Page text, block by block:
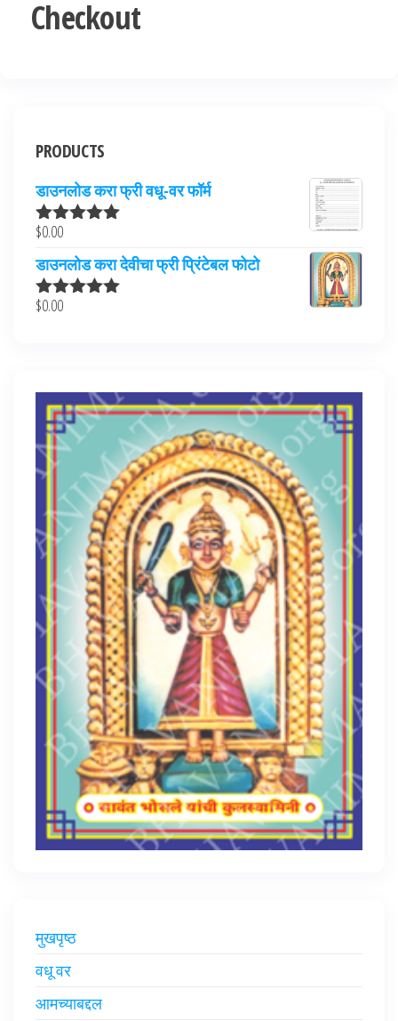
Checkout
PRODUCTS
डाउनलोड करा फ्री वधू-वर फॉर्म
Rated
$0.00
डाउनलोड करा देवीचा फ्री प्रिंटेबल फोटो
Rated
$0.00
मुखपृष्ठ
वधू वर
आमच्याबद्दल